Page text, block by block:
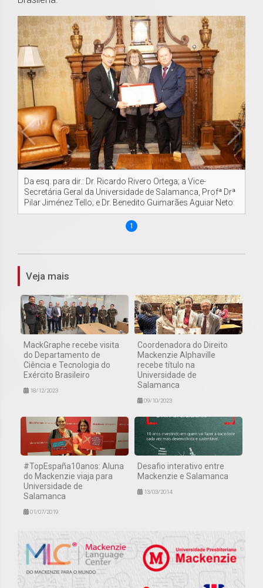
Da esq. para dir.: Dr. Ricardo Rivero Ortega; a Vice-
Secretária Geral da Universidade de Salamanca, Profª Drª
Pilar Jiménez Tello; e Dr. Benedito Guimarães Aguiar Neto
1
Veja mais
MackGraphe recebe visita
do Departamento de
Ciência e Tecnologia do
Exército Brasileiro
18/12/2023
Coordenadora do Direito
Mackenzie Alphaville
recebe título na
Universidade de
Salamanca
09/10/2023
#TopEspaña10anos: Aluna
do Mackenzie viaja para
Universidade de
Salamanca
01/07/2019
Desafio interativo entre
Mackenzie e Salamanca
13/03/2014